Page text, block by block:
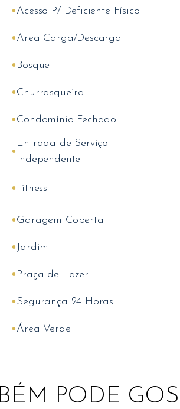
•Acesso P/ Deficiente Físico
•Area Carga/Descarga
• Bosque
•Churrasqueira
•Condomínio Fechado
• Entrada de Serviço
Independente
• Fitness
•Garagem Coberta
• Jardim
• Praça de Lazer
•Segurança 24 Horas
•Área Verde
PODE